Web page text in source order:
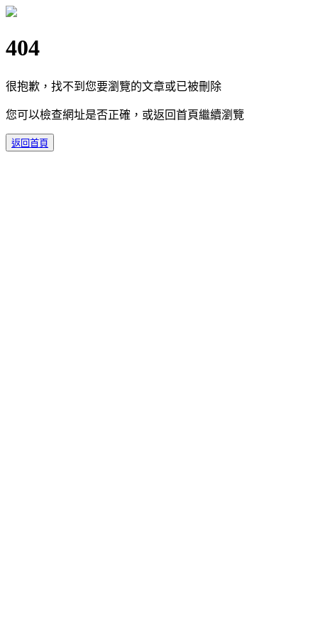
404
很抱歉，找不到您要瀏覽的文章或已被刪除
您可以檢查網址是否正確，或返回首頁繼續瀏覽
返回首頁